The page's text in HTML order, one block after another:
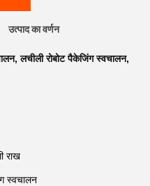
उत्पाद का वर्णन
,लचीली रोबोट पैकेजिंग स्वचालन,
राख
स्वचालन